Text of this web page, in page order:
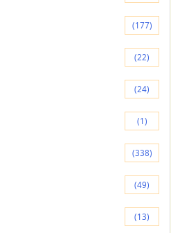
(177)
(22)
(24)
(1)
(338)
(49)
(13)